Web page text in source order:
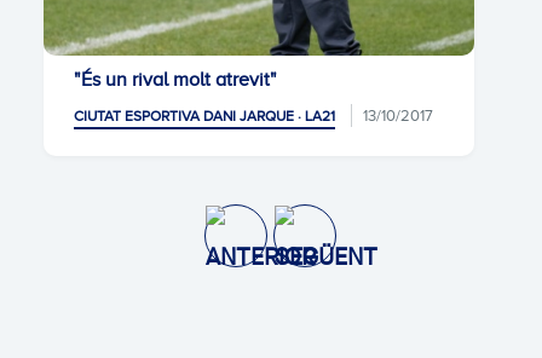
"És un rival molt atrevit"
CIUTAT ESPORTIVA DANI JARQUE · LA21 13/10/2017